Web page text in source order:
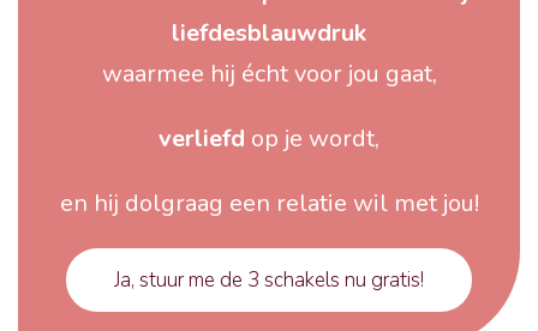
liefdesblauwdruk
waarmee hij écht voor jou gaat,
verliefd op je wordt,
en hij dolgraag een relatie wil met jou!
Ja, stuur me de 3 schakels nu gratis!